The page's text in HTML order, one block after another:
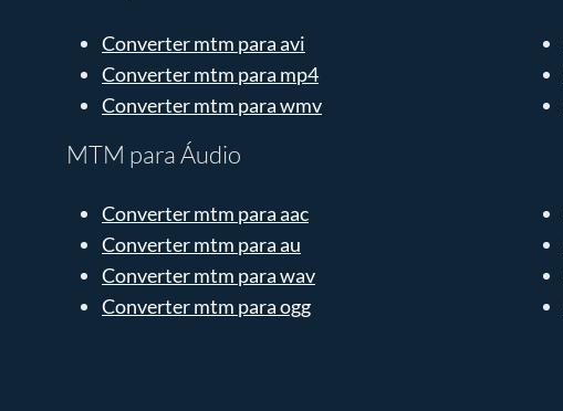
Converter mtm para avi
Converter mtm para mp4
Converter mtm para wmv
MTM para Áudio
Converter mtm para aac
Converter mtm para au
Converter mtm para wav
Converter mtm para ogg